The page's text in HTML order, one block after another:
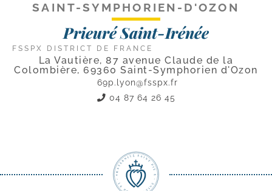
SAINT-SYMPHORIEN-D'OZON
Prieuré Saint-Irénée
FSSPX DISTRICT DE FRANCE
La Vautière, 87 avenue Claude de la
Colombière, 69360 Saint-Symphorien d'Ozon
69p.lyon@fsspx.fr
04 87 64 26 45